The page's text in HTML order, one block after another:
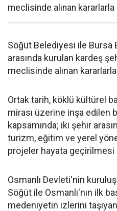
meclisinde alınan
Söğüt Belediyesi ile Bursa
arasında kurulan kardeş
meclisinde alınan
Ortak tarih, köklü kültürel
mirası üzerine inşa edilen
kapsamında; iki şehir
turizm, eğitim ve yerel
projeler hayata geçirilmesi
Osmanlı Devleti'nin
Söğüt ile Osmanlı'nın ilk
medeniyetin izlerini